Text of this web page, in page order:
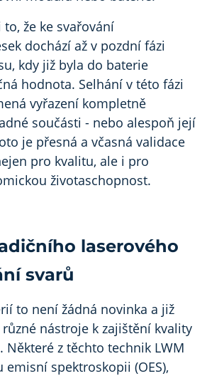
že ke svařování
dochází až v pozdní fázi
kdy již byla do baterie
hodnota. Selhání v této fázi
vyřazení kompletně
součásti - nebo alespoň její
je přesná a včasná validace
pro kvalitu, ale i pro
životaschopnost.
laserového
svarů
to není žádná novinka a již
nástroje k zajištění kvality
Některé z těchto technik LWM
spektroskopii (OES),